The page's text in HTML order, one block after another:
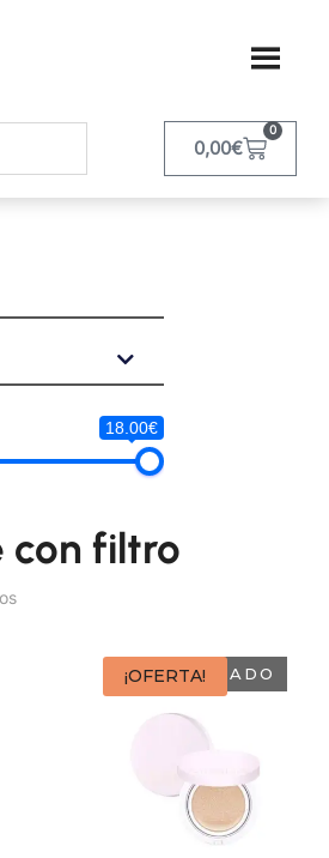
0,00€
0
18.00€
con filtro
¡OFERTA!AGOTADO